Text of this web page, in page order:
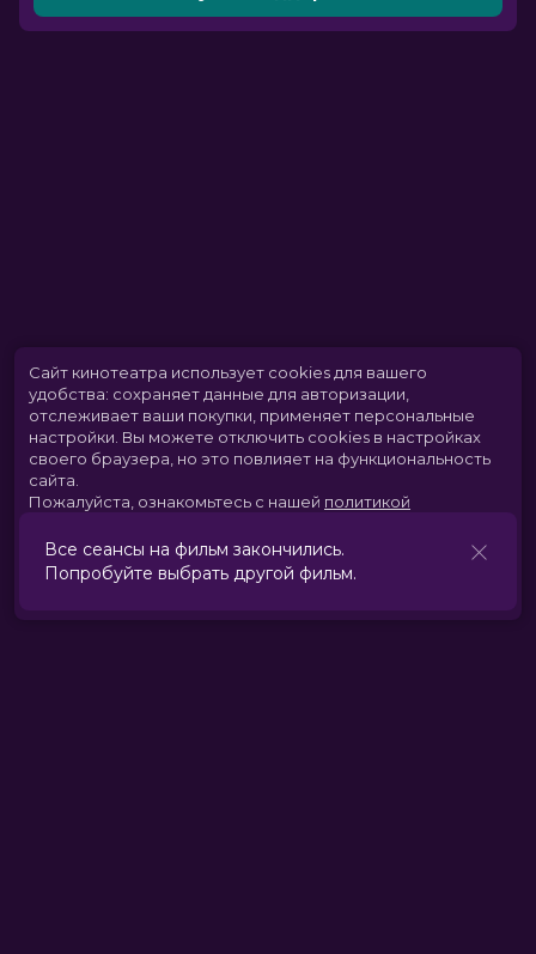
Все сеансы на фильм закончились.
Попробуйте выбрать другой фильм.
Сайт кинотеатра использует cookies для вашего
удобства: сохраняет данные для авторизации,
отслеживает ваши покупки, применяет персональные
настройки. Вы можете отключить cookies в настройках
своего браузера, но это повлияет на функциональность
сайта.
Пожалуйста, ознакомьтесь с нашей политикой
Принять